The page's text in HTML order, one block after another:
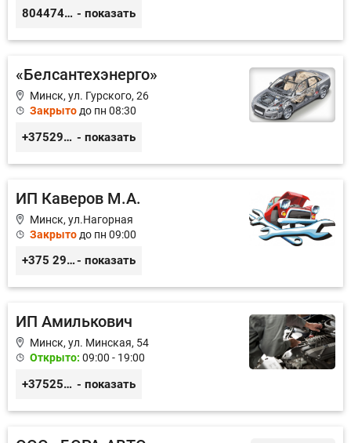
80447490605 - показать
«Белсантехэнерго»
Минск, ул. Гурского, 26
Закрытодо пн 08:30
+375296434622 - показать
ИП Каверов М.А.
Минск, ул.Нагорная
Закрыто до пн 09:00
+375 29 656 49 92- показать
ИП Амилькович
Минск, ул. Минская, 54
Открыто: 09:00 - 19:00
+375255355764 - показать